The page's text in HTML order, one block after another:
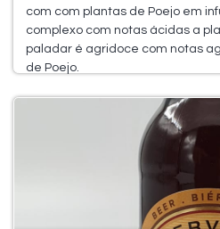
com com plantas de Poejo em
complexo com notas ácidas a
paladar é agridoce com notas
de Poejo.